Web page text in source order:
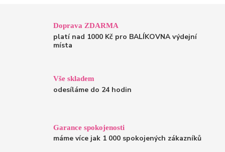
Doprava ZDARMA
platí nad 1000 Kč pro BALÍKOVNA výdejní
místa
Vše skladem
odesíláme do 24 hodin
Garance spokojenosti
máme více jak 1 000 spokojených zákazníků